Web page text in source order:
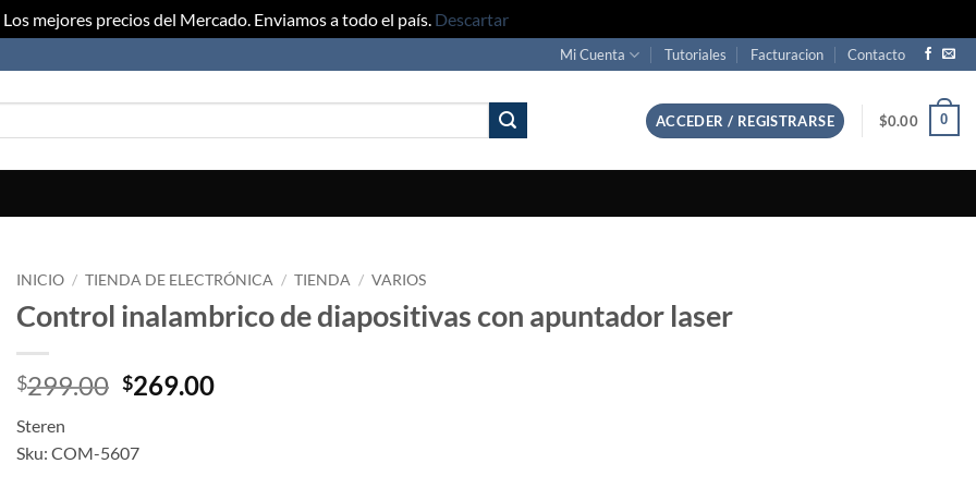
Los mejores precios del Mercado. Enviamos a todo el país. Descartar
Mi Cuenta Tutoriales Facturacion Contacto
ACCEDER / REGISTRARSE $0.00 0
INICIO / TIENDA DE ELECTRÓNICA / TIENDA / VARIOS
Control inalambrico de diapositivas con apuntador laser
$299.00 Original
$299.00.
$269.00Current
Steren
Sku: COM-5607